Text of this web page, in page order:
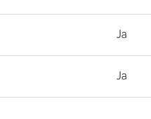
Ja
Ja